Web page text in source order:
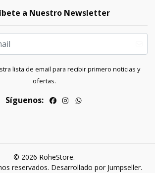
a Nuestro Newsletter
lista de email para recibir primero noticias y
ofertas.
Síguenos:
© 2026 RoheStore.
reservados. Desarrollado por Jumpseller.